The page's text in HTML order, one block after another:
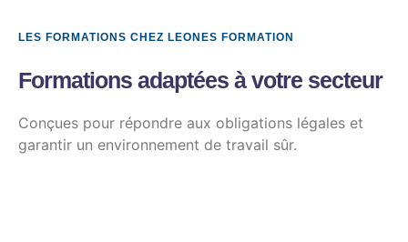
LES FORMATIONS CHEZ LEONES FORMATION
Formations adaptées à votre secteur
Conçues pour répondre aux obligations légales et
garantir un environnement de travail sûr.